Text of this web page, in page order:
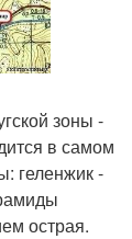
зоны -
в самом
геленжик -
острая.